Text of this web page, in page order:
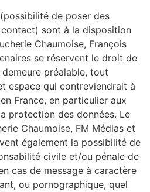
de poser des
contact) sont à la disposition
Chaumoise, François
se réservent le droit de
préalable, tout
espace qui contreviendrait à
France, en particulier aux
protection des données. Le
Chaumoise, FM Médias et
également la possibilité de
civile et/ou pénale de
cas de message à caractère
ou pornographique, quel